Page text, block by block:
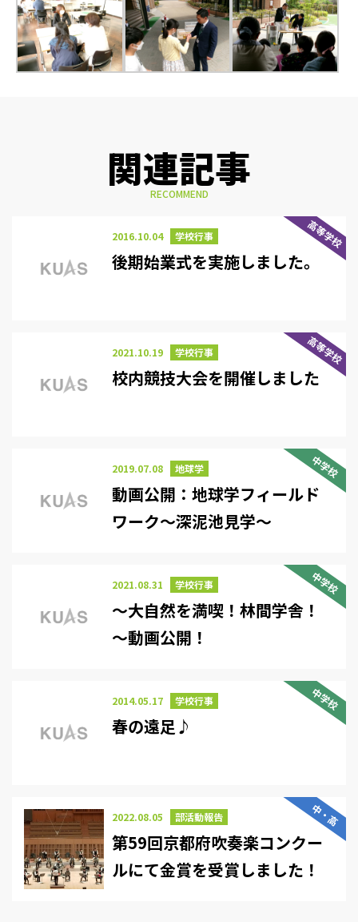
関連記事
RECOMMEND
高等学校
2016.10.04 学校行事
後期始業式を実施しました。
高等学校
2021.10.19 学校行事
校内競技大会を開催しました
中学校
2019.07.08 地球学
動画公開：地球学フィールド
ワーク～深泥池見学～
中学校
2021.08.31 学校行事
～大自然を満喫！林間学舎！
～動画公開！
中学校
2014.05.17 学校行事
春の遠足♪
中・高
2022.08.05 部活動報告
第59回京都府吹奏楽コンクー
ルにて金賞を受賞しました！